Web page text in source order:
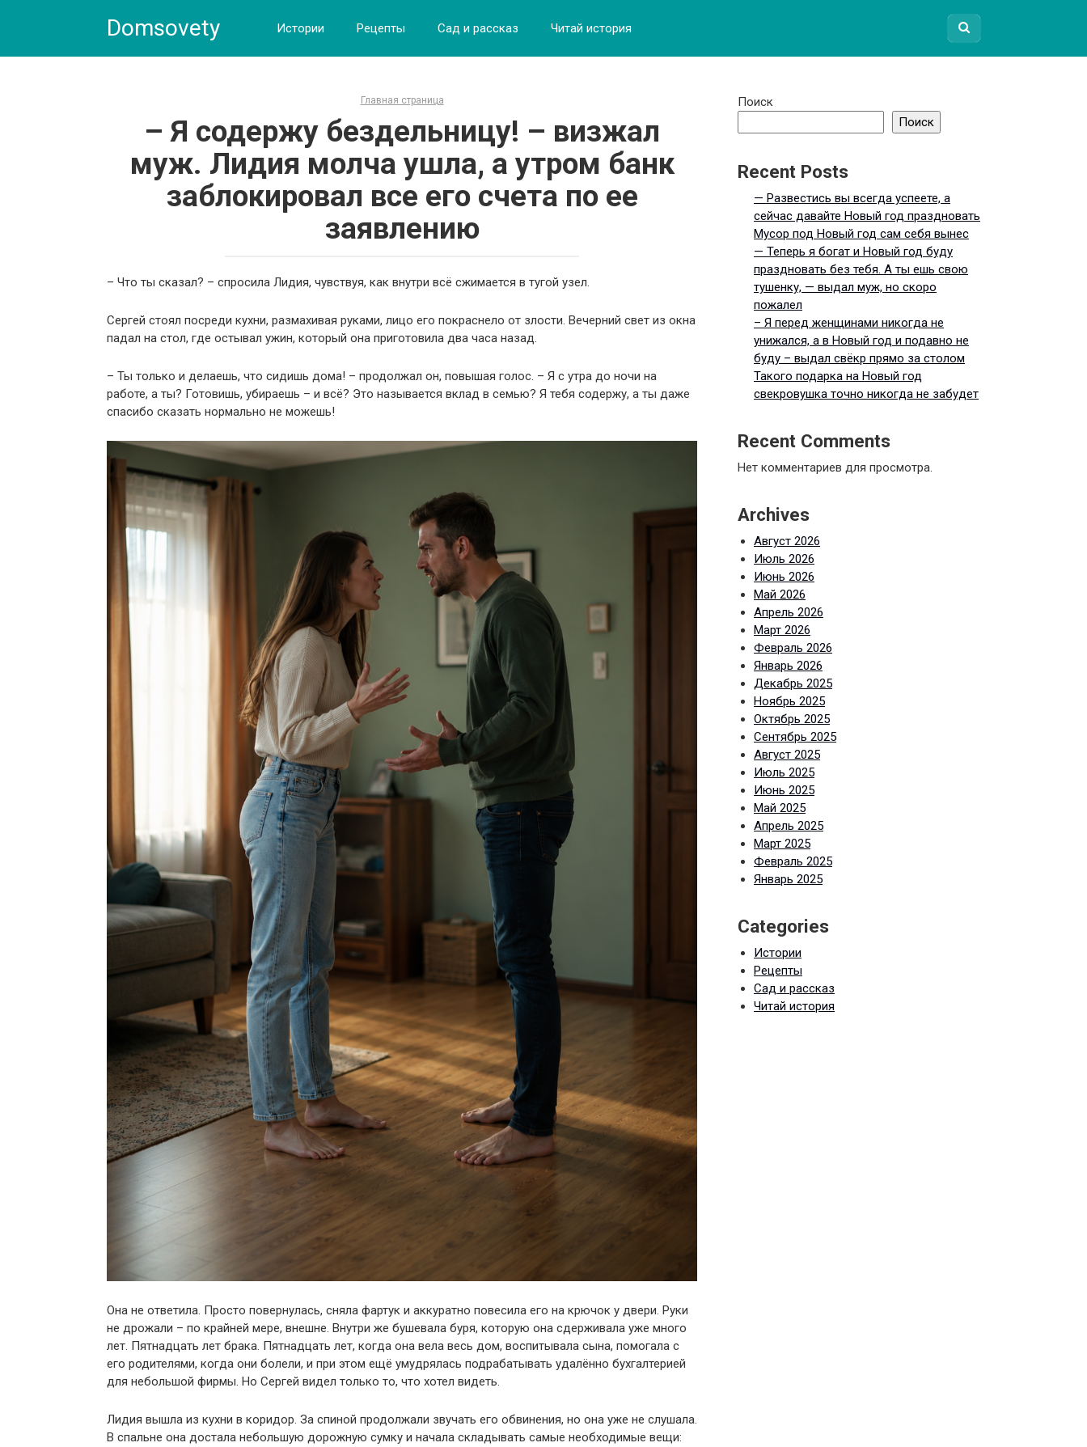
Domsovety Истории Рецепты Сад и рассказ Читай история
Главная страница
– Я содержу бездельницу! – визжал
муж. Лидия молча ушла, а утром банк
заблокировал все его счета по ее
заявлению
– Что ты сказал? – спросила Лидия, чувствуя, как внутри всё сжимается в тугой узел.
Сергей стоял посреди кухни, размахивая руками, лицо его покраснело от злости. Вечерний свет из окна
падал на стол, где остывал ужин, который она приготовила два часа назад.
– Ты только и делаешь, что сидишь дома! – продолжал он, повышая голос. – Я с утра до ночи на
работе, а ты? Готовишь, убираешь – и всё? Это называется вклад в семью? Я тебя содержу, а ты даже
спасибо сказать нормально не можешь!
Она не ответила. Просто повернулась, сняла фартук и аккуратно повесила его на крючок у двери. Руки
не дрожали – по крайней мере, внешне. Внутри же бушевала буря, которую она сдерживала уже много
лет. Пятнадцать лет брака. Пятнадцать лет, когда она вела весь дом, воспитывала сына, помогала с
его родителями, когда они болели, и при этом ещё умудрялась подрабатывать удалённо бухгалтерией
для небольшой фирмы. Но Сергей видел только то, что хотел видеть.
Лидия вышла из кухни в коридор. За спиной продолжали звучать его обвинения, но она уже не слушала.
В спальне она достала небольшую дорожную сумку и начала складывать самые необходимые вещи:
Поиск
Поиск
Recent Posts
— Развестись вы всегда успеете, а
сейчас давайте Новый год праздновать
Мусор под Новый год сам себя вынес
— Теперь я богат и Новый год буду
праздновать без тебя. А ты ешь свою
тушенку, — выдал муж, но скоро
пожалел
– Я перед женщинами никогда не
унижался, а в Новый год и подавно не
буду – выдал свёкр прямо за столом
Такого подарка на Новый год
свекровушка точно никогда не забудет
Recent Comments
Нет комментариев для просмотра.
Archives
Август 2026
Июль 2026
Июнь 2026
Май 2026
Апрель 2026
Март 2026
Февраль 2026
Январь 2026
Декабрь 2025
Ноябрь 2025
Октябрь 2025
Сентябрь 2025
Август 2025
Июль 2025
Июнь 2025
Май 2025
Апрель 2025
Март 2025
Февраль 2025
Январь 2025
Categories
Истории
Рецепты
Сад и рассказ
Читай история